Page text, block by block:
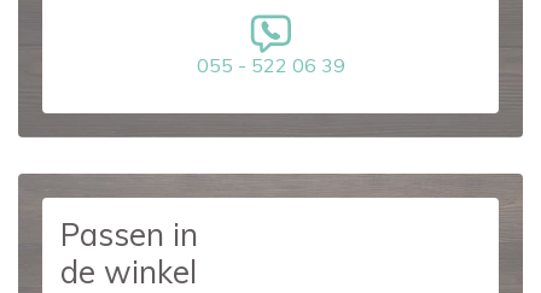
055 - 522 06 39
Passen in
de winkel